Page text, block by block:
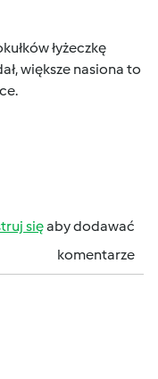
łyżeczkę
większe nasiona to
sięaby dodawać
komentarze